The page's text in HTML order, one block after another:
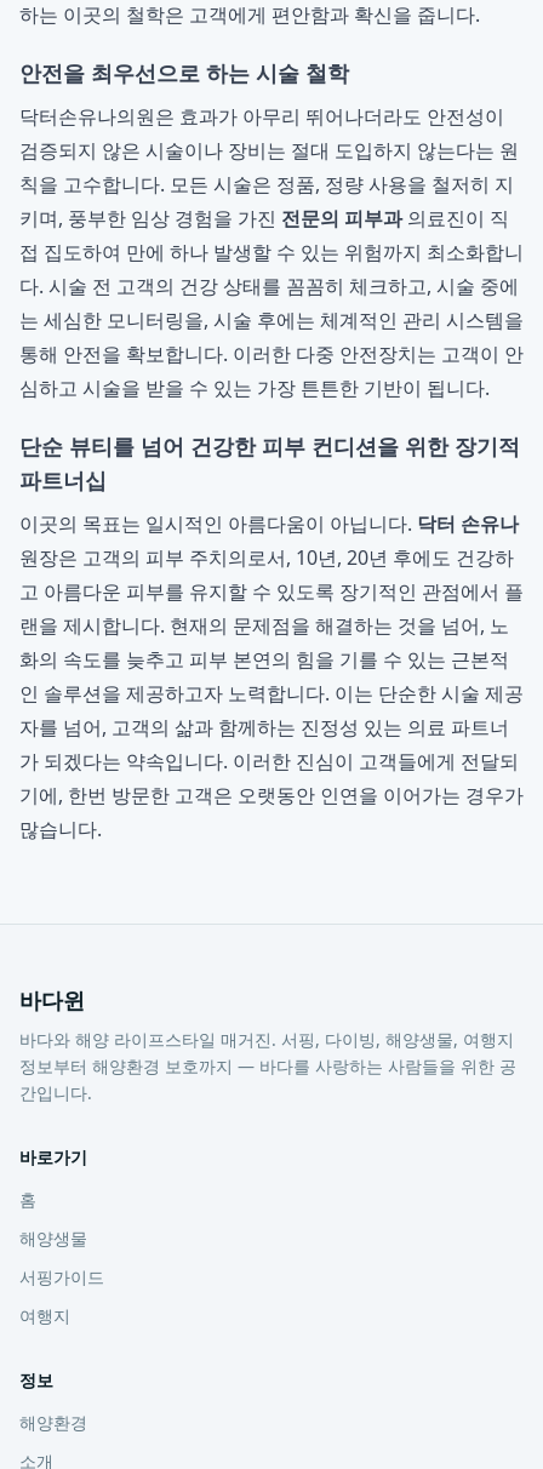
하는 이곳의 철학은 고객에게 편안함과 확신을 줍니다.
안전을 최우선으로 하는 시술 철학
닥터손유나의원은 효과가 아무리 뛰어나더라도 안전성이
검증되지 않은 시술이나 장비는 절대 도입하지 않는다는 원
칙을 고수합니다. 모든 시술은 정품, 정량 사용을 철저히 지
키며, 풍부한 임상 경험을 가진 전문의 피부과의료진이 직
접 집도하여 만에 하나 발생할 수 있는 위험까지 최소화합니
다. 시술 전 고객의 건강 상태를 꼼꼼히 체크하고, 시술 중에
는 세심한 모니터링을, 시술 후에는 체계적인 관리 시스템을
통해 안전을 확보합니다. 이러한 다중 안전장치는 고객이 안
심하고 시술을 받을 수 있는 가장 튼튼한 기반이 됩니다.
단순 뷰티를 넘어 건강한 피부 컨디션을 위한 장기적
파트너십
이곳의 목표는 일시적인 아름다움이 아닙니다. 닥터 손유나
원장은 고객의 피부 주치의로서, 10년, 20년 후에도 건강하
고 아름다운 피부를 유지할 수 있도록 장기적인 관점에서 플
랜을 제시합니다. 현재의 문제점을 해결하는 것을 넘어, 노
화의 속도를 늦추고 피부 본연의 힘을 기를 수 있는 근본적
인 솔루션을 제공하고자 노력합니다. 이는 단순한 시술 제공
자를 넘어, 고객의 삶과 함께하는 진정성 있는 의료 파트너
가 되겠다는 약속입니다. 이러한 진심이 고객들에게 전달되
기에, 한번 방문한 고객은 오랫동안 인연을 이어가는 경우가
많습니다.
바다윈
바다와 해양 라이프스타일 매거진. 서핑, 다이빙, 해양생물, 여행지
정보부터 해양환경 보호까지 — 바다를 사랑하는 사람들을 위한 공
간입니다.
바로가기
홈
해양생물
서핑가이드
여행지
정보
해양환경
소개